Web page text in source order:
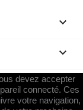



devez accepter
connecté. Ces
votre navigation,